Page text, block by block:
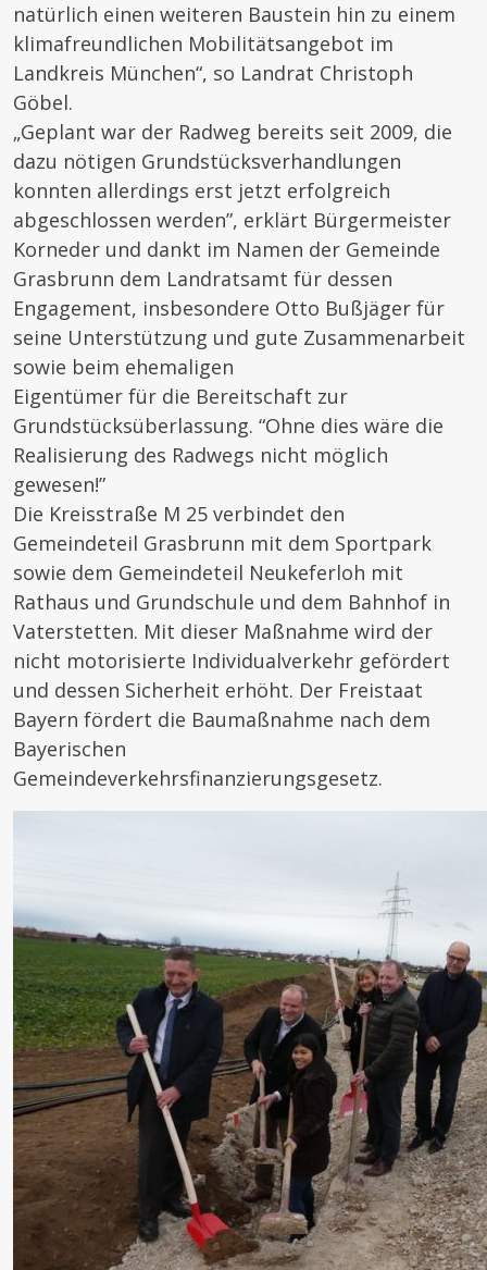
natürlich einen weiteren Baustein hin zu einem
klimafreundlichen Mobilitätsangebot im
Landkreis München“, so Landrat Christoph
Göbel.
„Geplant war der Radweg bereits seit 2009, die
dazu nötigen Grundstücksverhandlungen
konnten allerdings erst jetzt erfolgreich
abgeschlossen werden”, erklärt Bürgermeister
Korneder und dankt im Namen der Gemeinde
Grasbrunn dem Landratsamt für dessen
Engagement, insbesondere Otto Bußjäger für
seine Unterstützung und gute Zusammenarbeit
sowie beim ehemaligen
Eigentümer für die Bereitschaft zur
Grundstücksüberlassung. “Ohne dies wäre die
Realisierung des Radwegs nicht möglich
gewesen!”
Die Kreisstraße M 25 verbindet den
Gemeindeteil Grasbrunn mit dem Sportpark
sowie dem Gemeindeteil Neukeferloh mit
Rathaus und Grundschule und dem Bahnhof in
Vaterstetten. Mit dieser Maßnahme wird der
nicht motorisierte Individualverkehr gefördert
und dessen Sicherheit erhöht. Der Freistaat
Bayern fördert die Baumaßnahme nach dem
Bayerischen
Gemeindeverkehrsfinanzierungsgesetz.